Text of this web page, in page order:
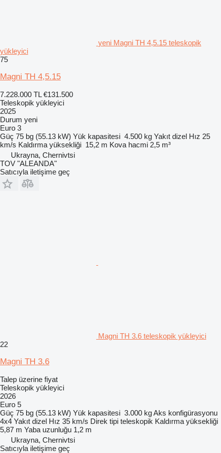
yeni Magni TH 4,5.15 teleskopik
yükleyici
75
Magni TH 4,5.15
7.228.000 TL €131.500
Teleskopik yükleyici
2025
Durum yeni
Euro 3
Güç 75 bg (55.13 kW) Yük kapasitesi 4.500 kg Yakıt dizel Hız 25
km/s Kaldırma yüksekliği 15,2 m Kova hacmi 2,5 m³
Ukrayna, Chernivtsi
TOV "ALEANDA"
Satıcıyla iletişime geç
Magni TH 3.6 teleskopik yükleyici
22
Magni TH 3.6
Talep üzerine fiyat
Teleskopik yükleyici
2026
Euro 5
Güç 75 bg (55.13 kW) Yük kapasitesi 3.000 kgAks konfigürasyonu
4x4 Yakıt dizel Hız 35 km/s Direk tipi teleskopik Kaldırma yüksekliği
5,87 m Yaba uzunluğu 1,2 m
Ukrayna, Chernivtsi
Satıcıyla iletişime geç